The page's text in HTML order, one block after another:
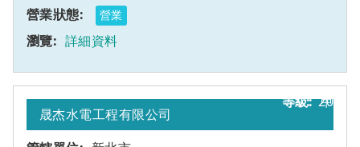
營業
詳細資料
20
晟杰水電工程有限公司
甲